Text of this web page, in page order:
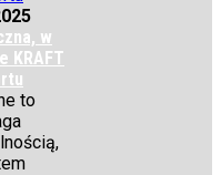
w
KRAFT
to